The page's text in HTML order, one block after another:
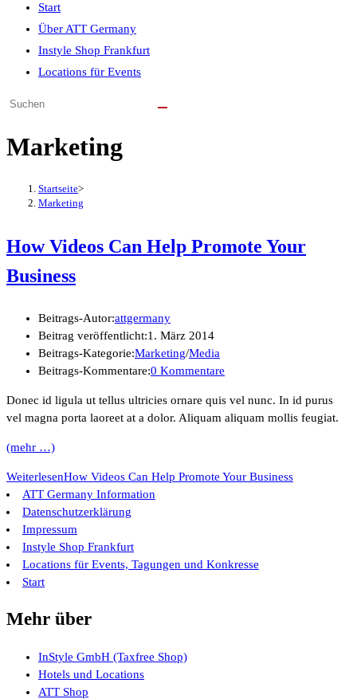
Start
Über ATT Germany
Instyle Shop Frankfurt
Locations für Events
Marketing
Startseite>
Marketing
How Videos Can Help Promote Your
Business
Beitrags-Autor:attgermany
Beitrag veröffentlicht:1. März 2014
Beitrags-Kategorie:Marketing/Media
Beitrags-Kommentare:0 Kommentare
Donec id ligula ut tellus ultricies ornare quis vel nunc. In id purus
vel magna porta laoreet at a dolor. Aliquam aliquam mollis feugiat.
(mehr …)
WeiterlesenHow Videos Can Help Promote Your Business
ATT Germany Information
Datenschutzerklärung
Impressum
Instyle Shop Frankfurt
Locations für Events, Tagungen und Konkresse
Start
Mehr über
InStyle GmbH (Taxfree Shop)
Hotels und Locations
ATT Shop